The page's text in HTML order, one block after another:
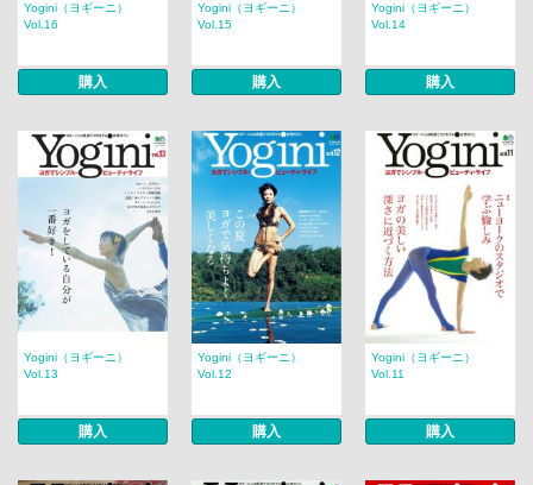
Yogini（ヨギーニ）
Vol.16
購入
Yogini（ヨギーニ）
Vol.15
購入
Yogini（ヨギーニ）
Vol.14
購入
Yogini（ヨギーニ）
Vol.13
購入
Yogini（ヨギーニ）
Vol.12
購入
Yogini（ヨギーニ）
Vol.11
購入